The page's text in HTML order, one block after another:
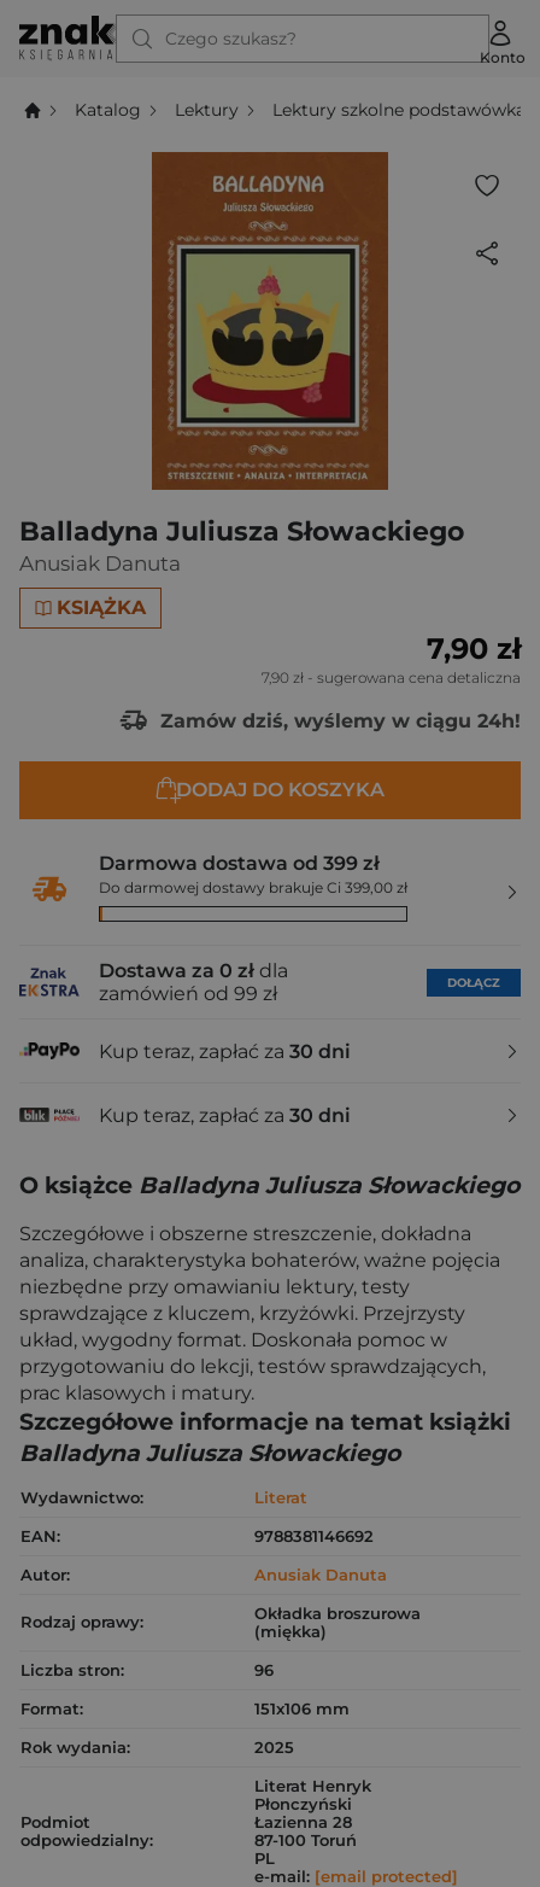
Czego szukasz?
Konto
Katalog Lektury Lektury szkolne podstawówka
Balladyna Juliusza Słowackiego
Anusiak Danuta
KSIĄŻKA
7,90 zł
7,90 zł - sugerowana cena detaliczna
Zamów dziś, wyślemy w ciągu 24h!
DODAJ DO KOSZYKA
Darmowa dostawa od 399 zł
Do darmowej dostawy brakuje Ci 399,00 zł
Dostawa za 0 zł dla
zamówień od 99 zł
DOŁĄCZ
Kup teraz, zapłać za 30 dni
Kup teraz, zapłać za 30 dni
O książce Balladyna Juliusza Słowackiego
Szczegółowe i obszerne streszczenie, dokładna
analiza, charakterystyka bohaterów, ważne pojęcia
niezbędne przy omawianiu lektury, testy
sprawdzające z kluczem, krzyżówki. Przejrzysty
układ, wygodny format. Doskonała pomoc w
przygotowaniu do lekcji, testów sprawdzających,
prac klasowych i matury.
Szczegółowe informacje na temat książki
Balladyna Juliusza Słowackiego
Wydawnictwo:
Literat
EAN:
9788381146692
Autor:
Anusiak Danuta
Rodzaj oprawy:
Okładka broszurowa
(miękka)
Liczba stron:
96
Format:
151x106 mm
Rok wydania:
2025
Podmiot
odpowiedzialny:
Literat Henryk
Płonczyński
Łazienna 28
87-100 Toruń
PL
e-mail: [email protected]